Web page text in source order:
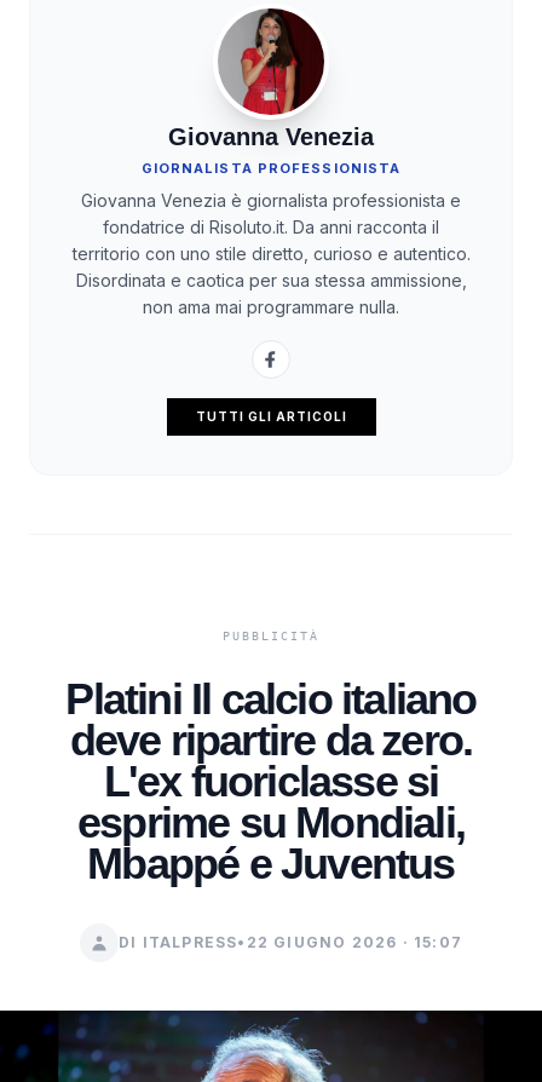
Giovanna Venezia
GIORNALISTA PROFESSIONISTA
Giovanna Venezia è giornalista professionista e
fondatrice di Risoluto.it. Da anni racconta il
territorio con uno stile diretto, curioso e autentico.
Disordinata e caotica per sua stessa ammissione,
non ama mai programmare nulla.
TUTTI GLI ARTICOLI
Platini Il calcio italiano
deve ripartire da zero.
L'ex fuoriclasse si
esprime su Mondiali,
Mbappé e Juventus
DI ITALPRESS• 22 GIUGNO 2026 · 15:07